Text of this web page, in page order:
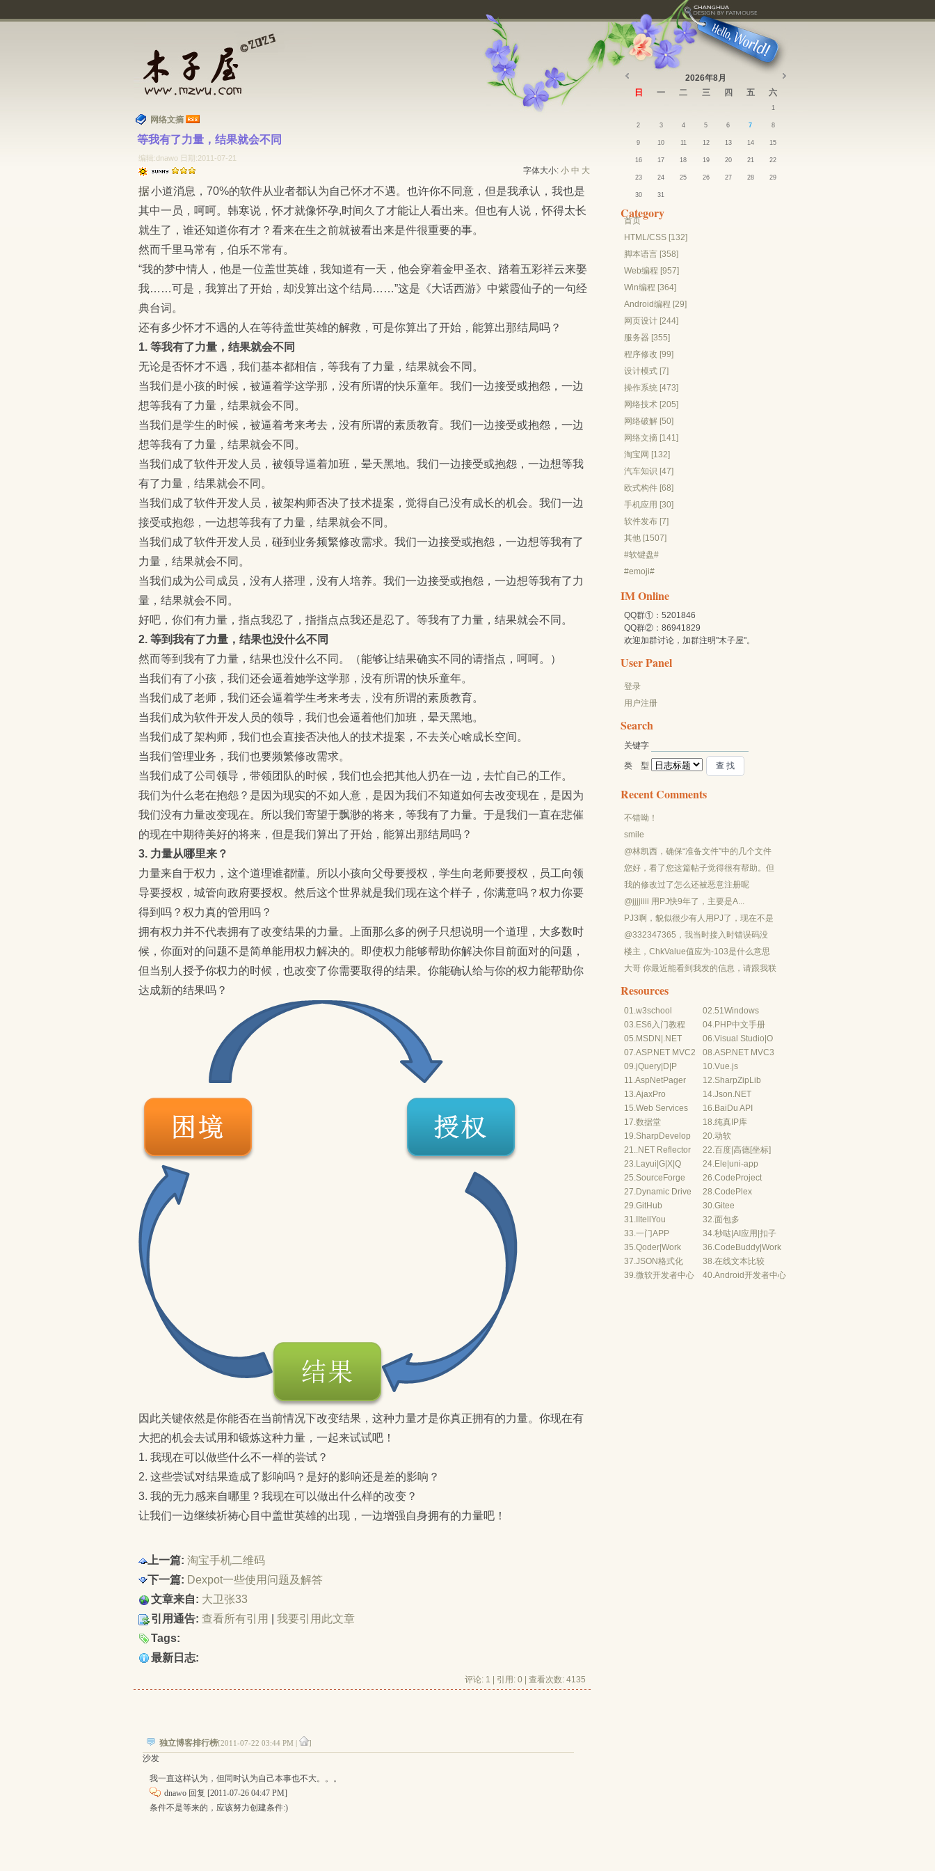
网络文摘
等我有了力量，结果就会不同
编辑:dnawo 日期:2011-07-21
字体大小: 小 中 大
据小道消息，70%的软件从业者都认为自己怀才不遇。也许你不同意，但是我承认，我也是
其中一员，呵呵。韩寒说，怀才就像怀孕,时间久了才能让人看出来。但也有人说，怀得太长
就生了，谁还知道你有才？看来在生之前就被看出来是件很重要的事。
然而千里马常有，伯乐不常有。
“我的梦中情人，他是一位盖世英雄，我知道有一天，他会穿着金甲圣衣、踏着五彩祥云来娶
我……可是，我算出了开始，却没算出这个结局……”这是《大话西游》中紫霞仙子的一句经
典台词。
还有多少怀才不遇的人在等待盖世英雄的解救，可是你算出了开始，能算出那结局吗？
1. 等我有了力量，结果就会不同
无论是否怀才不遇，我们基本都相信，等我有了力量，结果就会不同。
当我们是小孩的时候，被逼着学这学那，没有所谓的快乐童年。我们一边接受或抱怨，一边
想等我有了力量，结果就会不同。
当我们是学生的时候，被逼着考来考去，没有所谓的素质教育。我们一边接受或抱怨，一边
想等我有了力量，结果就会不同。
当我们成了软件开发人员，被领导逼着加班，晕天黑地。我们一边接受或抱怨，一边想等我
有了力量，结果就会不同。
当我们成了软件开发人员，被架构师否决了技术提案，觉得自己没有成长的机会。我们一边
接受或抱怨，一边想等我有了力量，结果就会不同。
当我们成了软件开发人员，碰到业务频繁修改需求。我们一边接受或抱怨，一边想等我有了
力量，结果就会不同。
当我们成为公司成员，没有人搭理，没有人培养。我们一边接受或抱怨，一边想等我有了力
量，结果就会不同。
好吧，你们有力量，指点我忍了，指指点点我还是忍了。等我有了力量，结果就会不同。
2. 等到我有了力量，结果也没什么不同
然而等到我有了力量，结果也没什么不同。（能够让结果确实不同的请指点，呵呵。）
当我们有了小孩，我们还会逼着她学这学那，没有所谓的快乐童年。
当我们成了老师，我们还会逼着学生考来考去，没有所谓的素质教育。
当我们成为软件开发人员的领导，我们也会逼着他们加班，晕天黑地。
当我们成了架构师，我们也会直接否决他人的技术提案，不去关心啥成长空间。
当我们管理业务，我们也要频繁修改需求。
当我们成了公司领导，带领团队的时候，我们也会把其他人扔在一边，去忙自己的工作。
我们为什么老在抱怨？是因为现实的不如人意，是因为我们不知道如何去改变现在，是因为
我们没有力量改变现在。所以我们寄望于飘渺的将来，等我有了力量。于是我们一直在悲催
的现在中期待美好的将来，但是我们算出了开始，能算出那结局吗？
3. 力量从哪里来？
力量来自于权力，这个道理谁都懂。所以小孩向父母要授权，学生向老师要授权，员工向领
导要授权，城管向政府要授权。然后这个世界就是我们现在这个样子，你满意吗？权力你要
得到吗？权力真的管用吗？
拥有权力并不代表拥有了改变结果的力量。上面那么多的例子只想说明一个道理，大多数时
候，你面对的问题不是简单能用权力解决的。即使权力能够帮助你解决你目前面对的问题，
但当别人授予你权力的时候，也改变了你需要取得的结果。你能确认给与你的权力能帮助你
达成新的结果吗？
因此关键依然是你能否在当前情况下改变结果，这种力量才是你真正拥有的力量。你现在有
大把的机会去试用和锻炼这种力量，一起来试试吧！
1. 我现在可以做些什么不一样的尝试？
2. 这些尝试对结果造成了影响吗？是好的影响还是差的影响？
3. 我的无力感来自哪里？我现在可以做出什么样的改变？
让我们一边继续祈祷心目中盖世英雄的出现，一边增强自身拥有的力量吧！
上一篇: 淘宝手机二维码
下一篇: Dexpot一些使用问题及解答
文章来自: 大卫张33
引用通告: 查看所有引用
我要引用此文章
Tags:
最新日志:
评论: 1 | 引用: 0 | 查看次数: 4135
独立博客排行榜[2011-07-22 03:44 PM | ]
沙发
我一直这样认为，但同时认为自己本事也不大。。。
dnawo 回复 [2011-07-26 04:47 PM]
条件不是等来的，应该努力创建条件:)
2026年8月
日
一 二 三 四 五 六
1
2 3 4 5 6 7 8
9 10 11 12 13 14 15
16 17 18 19 20 21 22
23 24 25 26 27 28 29
30 31
Category
首页
HTML/CSS [132]
脚本语言 [358]
Web编程 [957]
Win编程 [364]
Android编程 [29]
网页设计 [244]
服务器 [355]
程序修改 [99]
设计模式 [7]
操作系统 [473]
网络技术 [205]
网络破解 [50]
网络文摘 [141]
淘宝网 [132]
汽车知识 [47]
欧式构件 [68]
手机应用 [30]
软件发布 [7]
其他 [1507]
#软键盘#
#emoji#
IM Online
QQ群①：5201846
QQ群②：86941829
欢迎加群讨论，加群注明"木子屋"。
User Panel
登录
用户注册
Search
关键字
类 型
Recent Comments
不错呦！
smile
@林凯西，确保“准备文件”中的几个文件
都有安装，S...
您好，看了您这篇帖子觉得很有帮助。但
是有个问题想请...
我的修改过了怎么还被恶意注册呢
@jjjjiiii 用PJ快9年了，主要是A...
PJ3啊，貌似很少有人用PJ了，现在不是
WP就是z...
@332347365，我当时接入时错误码没
有-10...
楼主，ChkValue值应为-103是什么意思
呢？...
大哥 你最近能看到我发的信息，请跟我联
Resources
01.w3school 02.51Windows
03.ES6入门教程 04.PHP中文手册
05.MSDN .NET 06.Visual Studio O
07.ASP.NET MVC2 08.ASP.NET MVC3
09.jQuery D P 10.Vue.js
11.AspNetPager 12.SharpZipLib
13.AjaxPro 14.Json.NET
15.Web Services 16.BaiDu API
17.数据堂 18.纯真IP库
19.SharpDevelop 20.动软
21..NET Reflector 22.百度 高德[坐标]
23.Layui G X Q 24.Ele uni-app
25.SourceForge 26.CodeProject
27.Dynamic Drive 28.CodePlex
29.GitHub 30.Gitee
31. IItellYou 32.面包多
33.一门APP 34.秒哒 AI应用 扣子
35.Qoder Work 36.CodeBuddy Work
37.JSON格式化 38.在线文本比较
39.微软开发者中心 40.Android开发者中心